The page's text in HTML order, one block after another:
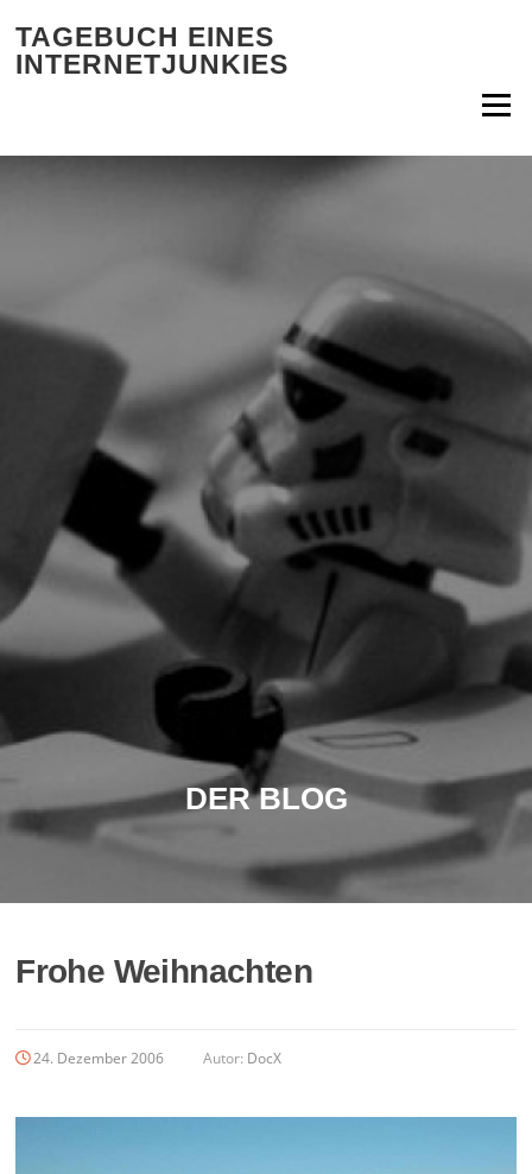
TAGEBUCH EINES
INTERNETJUNKIES
Menü
DER BLOG
Frohe Weihnachten
24. Dezember 2006 Autor: DocX